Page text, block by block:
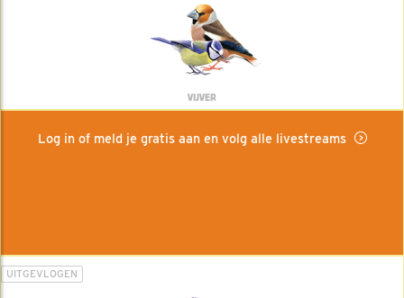
VIJVER
Log in of meld je gratis aan en volg alle livestreams
UITGEVLOGEN